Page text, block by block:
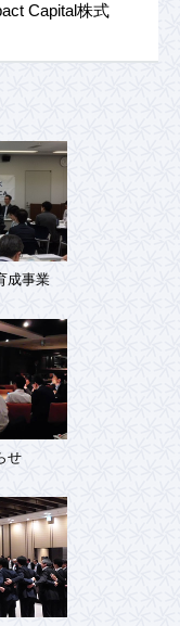
Capital株式
成事業
せ